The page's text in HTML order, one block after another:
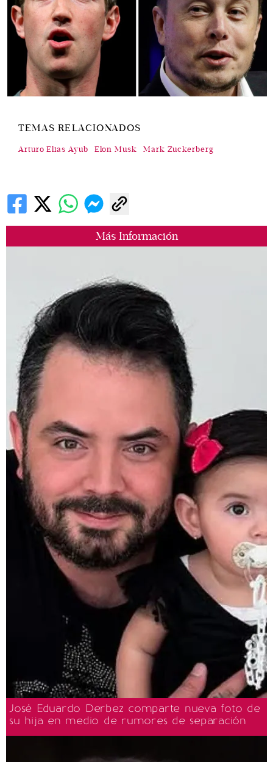
Más Información
José Eduardo Derbez comparte nueva foto de
su hija en medio de rumores de separación
TEMAS RELACIONADOS
Arturo Elias Ayub Elon Musk Mark Zuckerberg